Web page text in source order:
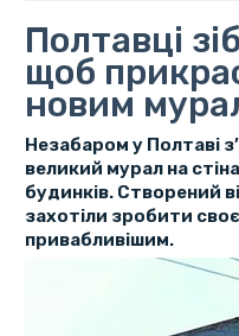
Полтавці
щоб
новим
Незабаром у Полтаві
великий мурал на
будинків. Створений
захотіли зробити
привабливішим.